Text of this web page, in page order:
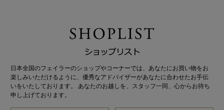
日本全国のフェイラーのショップやコーナーでは、あなたにお買い物をお
楽しみいただけるように、優秀なアドバイザーがあなたに合わせたお手伝
いをいたしております。 あなたのお越しを、スタッフ一同、心からお待ち
申し上げております。